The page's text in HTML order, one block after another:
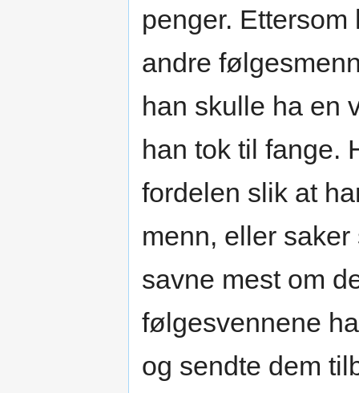
penger.
andre
han skulle ha en
han tok til fange.
fordelen slik at
menn, eller
savne mest om
følgesvennene
og sendte dem